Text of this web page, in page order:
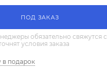
ПОД ЗАКАЗ
обязательно свяжутся с
условия заказа
в подарок